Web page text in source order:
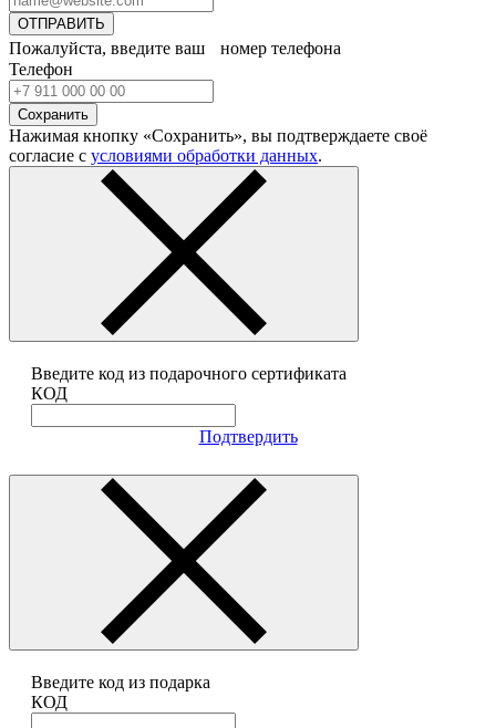
ОТПРАВИТЬ
Пожалуйста, введите ваш номер телефона
Телефон
Сохранить
Нажимая кнопку «Сохранить», вы подтверждаете своё
согласие с условиями обработки данных.
Введите код из подарочного сертификата
КОД
Подтвердить
Введите код из подарка
КОД